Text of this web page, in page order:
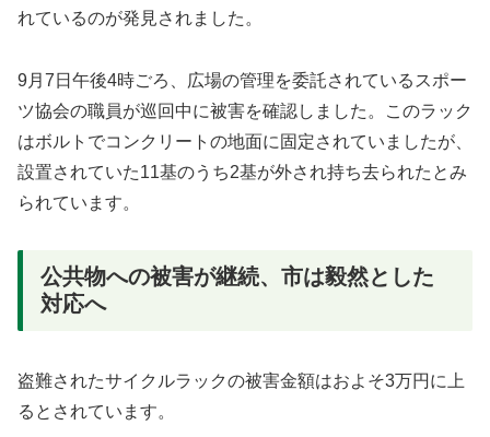
れているのが発見されました。
9月7日午後4時ごろ、広場の管理を委託されているスポー
ツ協会の職員が巡回中に被害を確認しました。このラック
はボルトでコンクリートの地面に固定されていましたが、
設置されていた11基のうち2基が外され持ち去られたとみ
られています。
公共物への被害が継続、市は毅然とした
対応へ
盗難されたサイクルラックの被害金額はおよそ3万円に上
るとされています。